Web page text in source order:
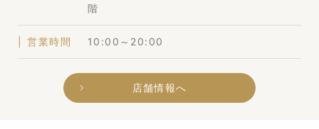
階
営業時間 10:00～20:00
店舗情報へ